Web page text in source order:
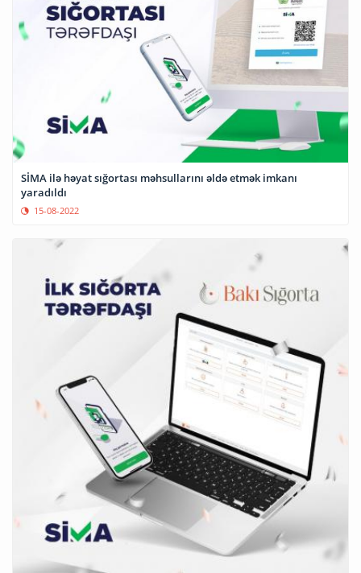
SİMA ilə həyat sığortası məhsullarını əldə etmək imkanı
yaradıldı
15-08-2022